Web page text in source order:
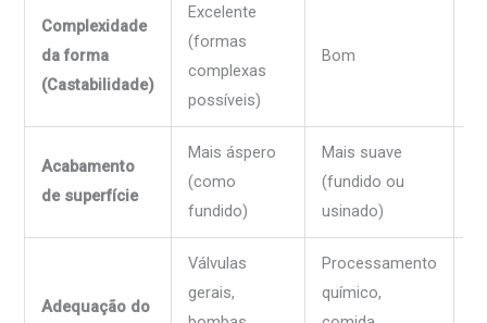
Complexidade
da forma
(Castabilidade)
Excelente
(formas
complexas
possíveis)
Bom
Acabamento
de superfície
Mais áspero
(como
fundido)
Mais suave
(fundido ou
usinado)
Adequação do
Válvulas
gerais,
Processamento
químico,